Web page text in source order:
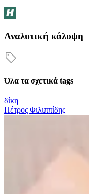
Αναλυτική κάλυψη
Όλα τα σχετικά tags
δίκη
Πέτρος Φιλιππίδης